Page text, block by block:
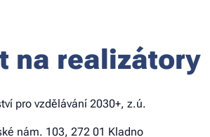
na realizátory
pro vzdělávání 2030+, z.ú.
nám. 103, 272 01 Kladno